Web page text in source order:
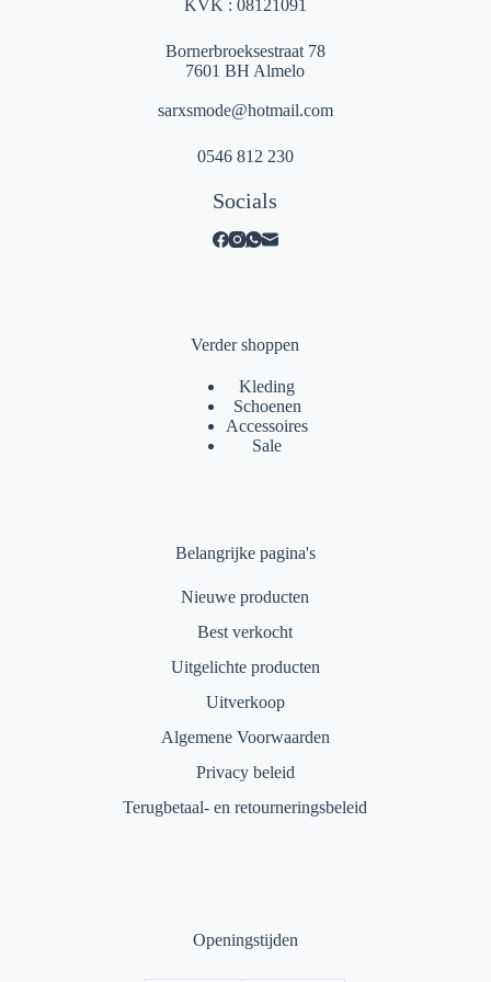
KVK : 08121091
Bornerbroeksestraat 78
7601 BH Almelo
sarxsmode@hotmail.com
0546 812 230
Socials
Verder shoppen
Kleding
Schoenen
Accessoires
Sale
Belangrijke pagina's
Nieuwe producten
Best verkocht
Uitgelichte producten
Uitverkoop
Algemene Voorwaarden
Privacy beleid
Terugbetaal- en retourneringsbeleid
Openingstijden